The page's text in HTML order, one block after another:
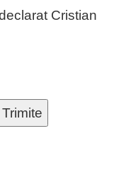
Cristian
Trimite